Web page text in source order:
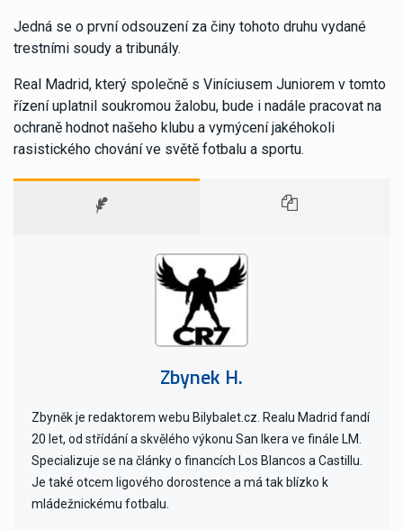
Jedná se o první odsouzení za činy tohoto druhu vydané
trestními soudy a tribunály.
Real Madrid, který společně s Viníciusem Juniorem v tomto
řízení uplatnil soukromou žalobu, bude i nadále pracovat na
ochraně hodnot našeho klubu a vymýcení jakéhokoli
rasistického chování ve světě fotbalu a sportu.
Zbynek H.
Zbyněk je redaktorem webu Bilybalet.cz. Realu Madrid fandí
20 let, od střídání a skvělého výkonu San Ikera ve finále LM.
Specializuje se na články o financích Los Blancos a Castillu.
Je také otcem ligového dorostence a má tak blízko k
mládežnickému fotbalu.